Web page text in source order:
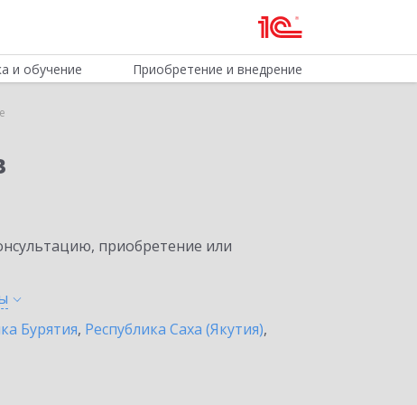
и обучение Приобретение и внедрение
приобретение или
Бурятия, Республика Саха (Якутия),